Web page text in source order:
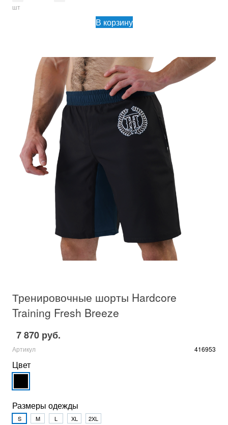
шт
В корзину
Тренировочные шорты Hardcore
Training Fresh Breeze
7 870 руб.
Артикул 416953
Цвет
Размеры одежды
S M L XL 2XL